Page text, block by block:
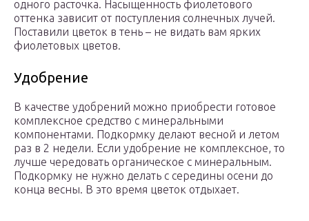
одного расточка. Насыщенность фиолетового
оттенка зависит от поступления солнечных лучей.
Поставили цветок в тень – не видать вам ярких
фиолетовых цветов.
Удобрение
В качестве удобрений можно приобрести готовое
комплексное средство с минеральными
компонентами. Подкормку делают весной и летом
раз в 2 недели. Если удобрение не комплексное, то
лучше чередовать органическое с минеральным.
Подкормку не нужно делать с середины осени до
конца весны. В это время цветок отдыхает.